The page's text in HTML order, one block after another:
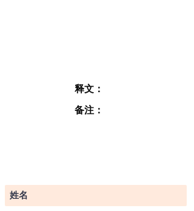
释文：
备注：